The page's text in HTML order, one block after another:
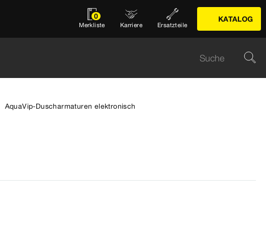
0
Merkliste Karriere Ersatzteile
KATALOG
AquaVip-Duscharmaturen elektronisch